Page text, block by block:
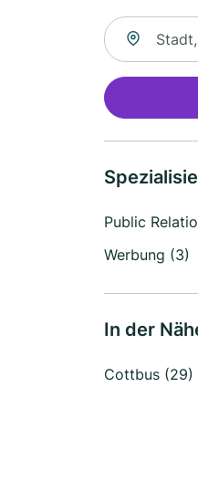
Suche nach
Public
Werbung (3)
In der
Cottbus (29)